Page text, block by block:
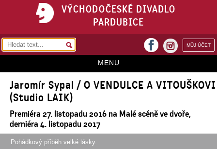
VÝCHODOČESKÉ DIVADLO
PARDUBICE
MŮJ ÚČET
facebook
MENU
HOME
VSTUPENKY
Jaromír Sypal / O VENDULCE A VITOUŠKOVI
(Studio LAIK)
Premiéra 27. listopadu 2016 na Malé scéně ve dvoře,
derniéra 4. listopadu 2017
Pohádkový příběh velké lásky.